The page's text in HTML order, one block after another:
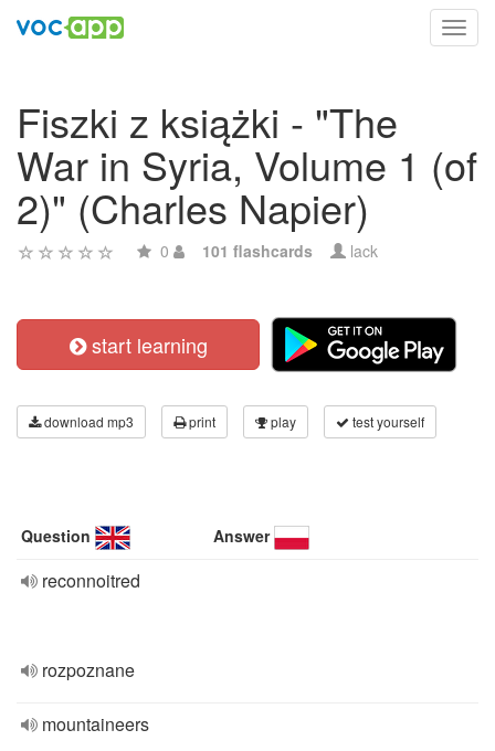
Fiszki z książki - "The
War in Syria, Volume 1 (of
2)" (Charles Napier)
0 101 flashcards lack
start learning
download mp3 print play test yourself
Question Answer
reconnoitred
rozpoznane
mountaineers